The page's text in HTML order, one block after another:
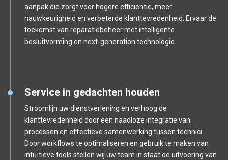
aanpak die zorgt voor hogere efficiëntie, meer
nauwkeurigheid en verbeterde klanttevredenheid. Ervaar de
toekomst van reparatiebeheer met intelligente
besluitvorming en next-generation technologie.
Service in gedachten houden
Stroomlijn uw dienstverlening en verhoog de
klanttevredenheid door een naadloze integratie van
processen en effectieve samenwerking tussen technici.
Door workflows te optimaliseren en gebruik te maken van
intuïtieve tools stellen wij uw team in staat de uitvoering van